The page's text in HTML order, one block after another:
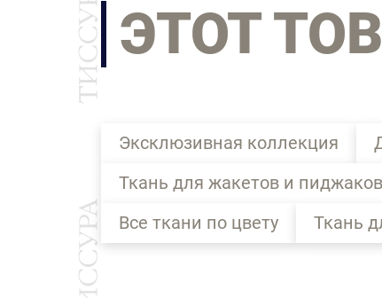
ЭТОТ
Эксклюзивная коллекция
Ткань для жакетов и пиджаков
Все ткани по цвету
Ткань